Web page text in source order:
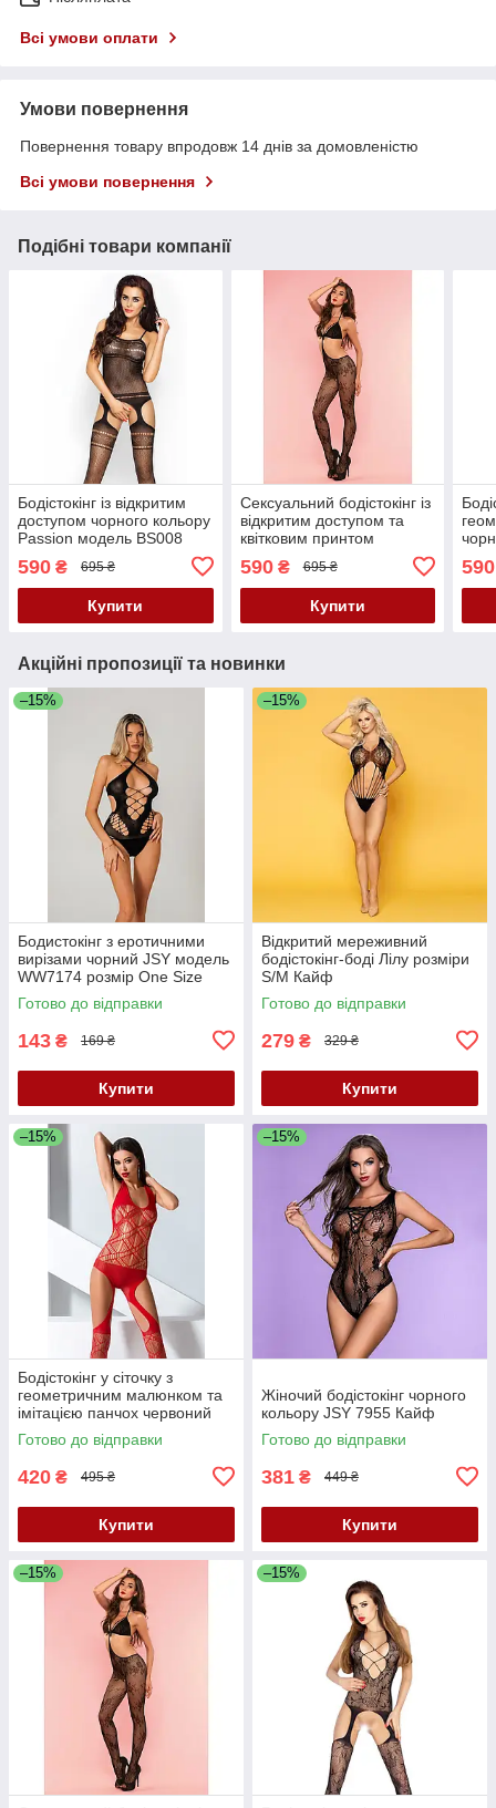
Всі умови оплати
Умови повернення
Повернення товару впродовж 14 днів за домовленістю
Всі умови повернення
Подібні товари компанії
Бодістокінг із відкритим
доступом чорного кольору
Passion модель BS008
590 ₴ 695 ₴
Купити
Сексуальний бодістокінг із
відкритим доступом та
квітковим принтом
Avenue розмір Оne size
Кайф
590₴ 695 ₴
Купити
M L
590
Акційні пропозиції та новинки
–15%
Бодистокінг з еротичними
вирізами чорний JSY модель
WW7174 розмір One Size
Кайф
Готово до відправки
143 ₴ 169 ₴
Купити
–15%
Відкритий мереживний
бодістокінг-боді Лілу розміри
S/M Кайф
Готово до відправки
279 ₴ 329 ₴
Купити
–15%
Бодістокінг у сіточку з
геометричним малюнком та
імітацією панчох червоний
Passion модель BS060
розміри S М L Кайф
Готово до відправки
420 ₴ 495 ₴
Купити
–15%
Жіночий бодістокінг чорного
кольору JSY 7955 Кайф
Готово до відправки
381 ₴ 449 ₴
Купити
–15% –15%